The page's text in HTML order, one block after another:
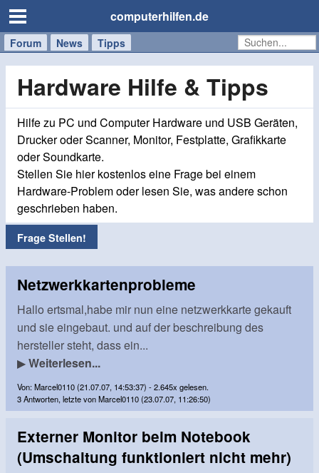
computerhilfen.de
Forum News Tipps
Handy
Windows
Mac
Hardware Hilfe & Tipps
Hilfe zu PC und Computer Hardware und USB Geräten,
Drucker oder Scanner, Monitor, Festplatte, Grafikkarte
oder Soundkarte.
Stellen Sie hier kostenlos eine Frage bei einem
Hardware-Problem oder lesen Sie, was andere schon
geschrieben haben.
Frage Stellen!
Netzwerkkartenprobleme
Hallo ertsmal,habe mir nun eine netzwerkkarte gekauft
und sie eingebaut. und auf der beschreibung des
hersteller steht, dass ein...
▶Weiterlesen...
Von: Marcel0110 (21.07.07, 14:53:37) - 2.645x gelesen.
3 Antworten, letzte von Marcel0110 (23.07.07, 11:26:50)
Externer Monitor beim Notebook
(Umschaltung funktioniert nicht mehr)